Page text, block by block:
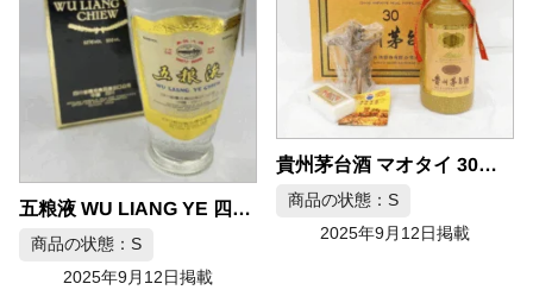
五粮液 WU LIANG YE 四川白酒
商品の状態：S
2025年9月12日掲載
貴州茅台酒 マオタイ 30年 2012
商品の状態：S
2025年9月12日掲載